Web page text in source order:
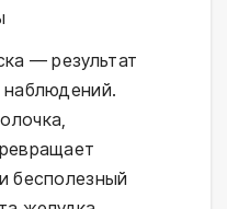
— результат
наблюдений.
бесполезный